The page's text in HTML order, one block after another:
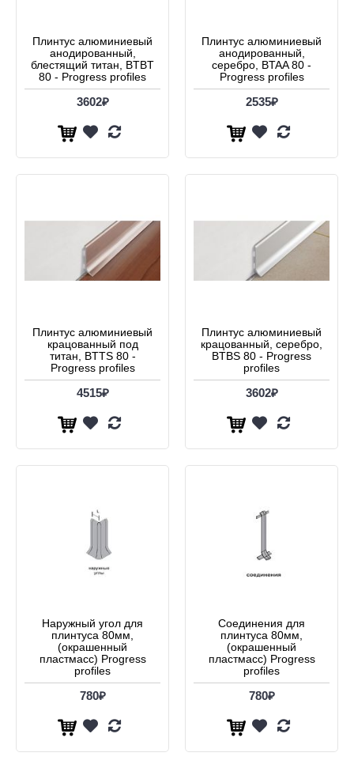
Плинтус алюминиевый
анодированный,
блестящий титан, BTBT
80 - Progress profiles
3602₽
Плинтус алюминиевый
анодированный,
серебро, BTAA 80 -
Progress profiles
2535₽
Плинтус алюминиевый
крацованный под
титан, BTTS 80 -
Progress profiles
4515₽
Плинтус алюминиевый
крацованный, серебро,
BTBS 80 - Progress
profiles
3602₽
Наружный угол для
плинтуса 80мм,
(окрашенный
пластмасс) Progress
profiles
780₽
Соединения для
плинтуса 80мм,
(окрашенный
пластмасс) Progress
profiles
780₽